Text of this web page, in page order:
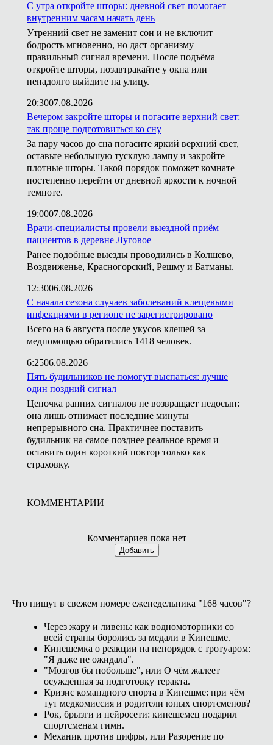
С утра откройте шторы: дневной свет помогает
внутренним часам начать день
Утренний свет не заменит сон и не включит
бодрость мгновенно, но даст организму
правильный сигнал времени. После подъёма
откройте шторы, позавтракайте у окна или
ненадолго выйдите на улицу.
20:3007.08.2026
Вечером закройте шторы и погасите верхний свет:
так проще подготовиться ко сну
За пару часов до сна погасите яркий верхний свет,
оставьте небольшую тусклую лампу и закройте
плотные шторы. Такой порядок поможет комнате
постепенно перейти от дневной яркости к ночной
темноте.
19:0007.08.2026
Врачи-специалисты провели выездной приём
пациентов в деревне Луговое
Ранее подобные выезды проводились в Колшево,
Воздвиженье, Красногорский, Решму и Батманы.
12:3006.08.2026
С начала сезона случаев заболеваний клещевыми
инфекциями в регионе не зарегистрировано
Всего на 6 августа после укусов клешей за
медпомощью обратились 1418 человек.
6:2506.08.2026
Пять будильников не помогут выспаться: лучше
один поздний сигнал
Цепочка ранних сигналов не возвращает недосып:
она лишь отнимает последние минуты
непрерывного сна. Практичнее поставить
будильник на самое позднее реальное время и
оставить один короткий повтор только как
страховку.
КОММЕНТАРИИ
Комментариев пока нет
Добавить
Что пишут в свежем номере еженедельника "168 часов"?
Через жару и ливень: как водномоторники со
всей страны боролись за медали в Кинешме.
Кинешемка о реакции на непорядок с тротуаром:
"Я даже не ожидала".
"Мозгов бы побольше", или О чём жалеет
осуждённая за подготовку теракта.
Кризис командного спорта в Кинешме: при чём
тут медкомиссия и родители юных спортсменов?
Рок, брызги и нейросети: кинешемец подарил
спортсменам гимн.
Механик против цифры, или Разорение по